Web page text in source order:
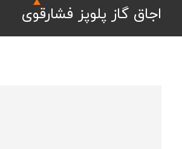
اجاق گاز پلوپز فشارقوی